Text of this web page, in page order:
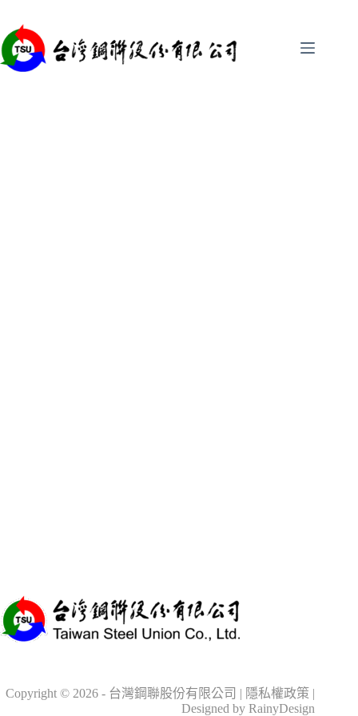
至
主
要
Copyright © 2026 - 台灣鋼聯股份有限公司 | 隱私權政策 |
Designed by RainyDesign